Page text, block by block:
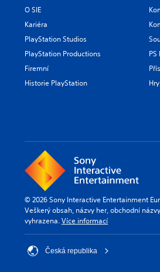
O SIE
Kariéra
PlayStation Studios
PlayStation Productions
Firemní
Historie PlayStation
PS
Hry
© 2026 Sony Interactive Entertainment
Veškerý obsah, názvy her, obchodní
vyhrazena.Více informací
Česká republika